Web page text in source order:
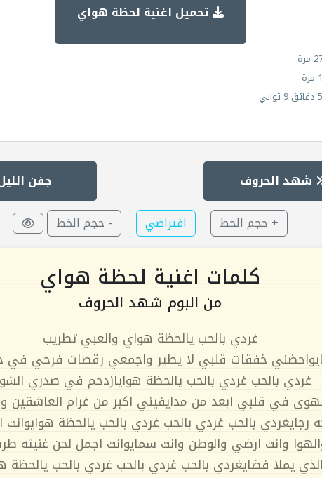
تحميل اغنية لحظة هواي
شهد الحروف
جفن
+ حجم الخط
افتراضي - حجم الخط
كلمات اغنية لحظة هواي
من البوم شهد الحروف
غردي بالحب يالحظة هواي والعبي تطريب
خفقات قلبي لا يطير واجمعي رقصات فرحي في
غردي بالحب غردي بالحب يالحظة هوايازدحم في صدري
في قلبي ابعد من مدايفيني اكبر من غرام العاشقين
رجايغردي بالحب غردي بالحب غردي بالحب يالحظة هوايوانت
وانت ارضي والوطن وانت سمايوانت اجمل لحن غنيته
الذي يملا فضايغردي بالحب غردي بالحب غردي بالحب يالحظة